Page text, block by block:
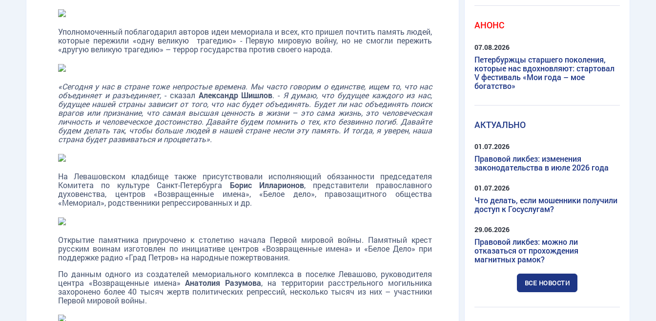
Уполномоченный поблагодарил авторов идеи мемориала и всех, кто пришел почтить память людей,
которые пережили «одну великую трагедию» - Первую мировую войну, но не смогли пережить
«другую великую трагедию» – террор государства против своего народа.
«Сегодня у нас в стране тоже непростые времена. Мы часто говорим о единстве, ищем то, что нас
объединяет и разъединяет, - сказал Александр Шишлов. - Я думаю, что будущее каждого из нас,
будущее нашей страны зависит от того, что нас будет объединять. Будет ли нас объединять поиск
врагов или признание, что самая высшая ценность в жизни – это сама жизнь, это человеческая
личность и человеческое достоинство. Давайте будем помнить о тех, кто безвинно погиб. Давайте
будем делать так, чтобы больше людей в нашей стране несли эту память. И тогда, я уверен, наша
страна будет развиваться и процветать».
На Левашовском кладбище также присутствовали исполняющий обязанности председателя
Комитета по культуре Санкт-Петербурга Борис Илларионов, представители православного
духовенства, центров «Возвращенные имена», «Белое дело», правозащитного общества
«Мемориал», родственники репрессированных и др.
Открытие памятника приурочено к столетию начала Первой мировой войны. Памятный крест
русским воинам изготовлен по инициативе центров «Возвращенные имена» и «Белое Дело» при
поддержке радио «Град Петров» на народные пожертвования.
По данным одного из создателей мемориального комплекса в поселке Левашово, руководителя
центра «Возвращенные имена»Анатолия Разумова, на территории расстрельного могильника
захоронено более 40 тысяч жертв политических репрессий, несколько тысяч из них – участники
Первой мировой войны.
АНОНС
07.08.2026
Петербуржцы старшего поколения,
которые нас вдохновляют: стартовал
V фестиваль «Мои года – мое
богатство»
АКТУАЛЬНО
01.07.2026
Правовой ликбез: изменения
законодательства в июле 2026 года
01.07.2026
Что делать, если мошенники получили
доступ к Госуслугам?
29.06.2026
Правовой ликбез: можно ли
отказаться от прохождения
магнитных рамок?
ВСЕ НОВОСТИ